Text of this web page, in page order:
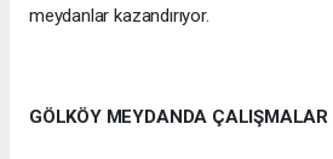
meydanlar kazandırıyor.
GÖLKÖY MEYDANDA